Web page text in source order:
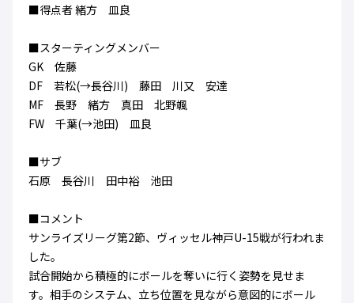
アカデミー
セレッソ大阪
■得点者 緒方 皿良
■スターティングメンバー
GK 佐藤
DF 若松(→長谷川) 藤田 川又 安達
MF 長野 緒方 真田 北野颯
FW 千葉(→池田) 皿良
■サブ
石原 長谷川 田中裕 池田
■コメント
サンライズリーグ第2節、ヴィッセル神戸U-15戦が行われま
した。
試合開始から積極的にボールを奪いに行く姿勢を見せま
す。相手のシステム、立ち位置を見ながら意図的にボール